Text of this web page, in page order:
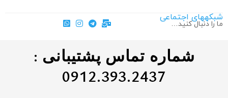
شبکههای اجتماعی
ما را دنبال کنید…
شماره تماس پشتیبانی :
0912.393.2437